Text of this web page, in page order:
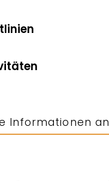
Informationen